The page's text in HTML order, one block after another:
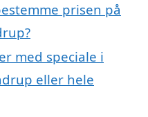
prisen på
med speciale i
eller hele